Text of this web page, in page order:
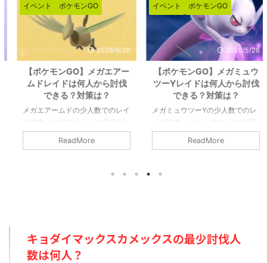
イベント ポケモンGO
2026/6/26
【ポケモンGO】メガエアー
ムドレイドは何人から討伐
できる？対策は？
メガエアームドの少人数でのレイ
ド攻略 メガエアームドの最低討
伐人数は8人以上です。シールド
を破るのが8人であって、参加者
ールドが8枚）です。記事作成段
階では予想のため、過去のバトル
ReadMore
イベント ポケモンGO
2026/5/28
【ポケモンGO】メガミュウ
ツーYレイドは何人から討伐
できる？対策は？
メガミュウツーYの少人数でのレ
イド攻略 メガミュウツーYはX同
様に最低討伐人数は12人以上で
す。あくまで最低限挑めるのが12
12枚）です。記事作成段階では予
ReadMore
キョダイマックスカメックスの最少討伐人
数は何人？